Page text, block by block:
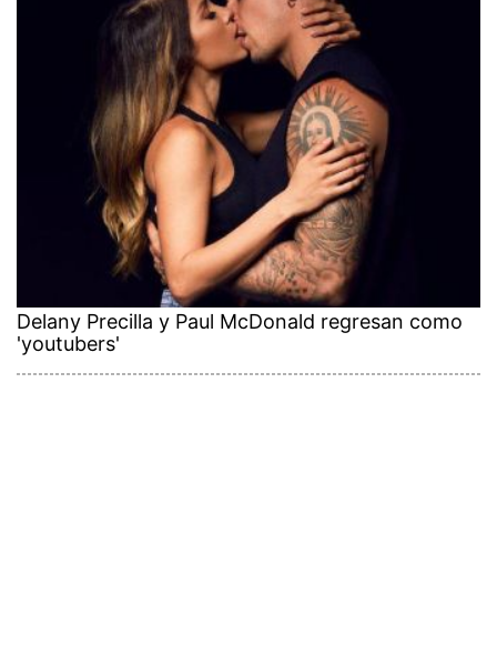
Delany Precilla y Paul McDonald regresan como
'youtubers'